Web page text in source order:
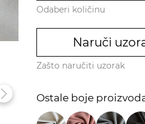
Odaberi količinu
Naruči
Zašto naručiti uzorak
Ostale boje